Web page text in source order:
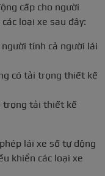
cấp cho người
loại xe sau đây:
tính cả người lái
có tải trọng thiết kế
trọng tải thiết kế
lái xe số tự động
khiển các loại xe